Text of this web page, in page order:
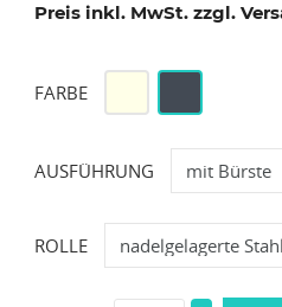
Preis inkl. MwSt. zzgl.
FARBE
AUSFÜHRUNG
ROLLE